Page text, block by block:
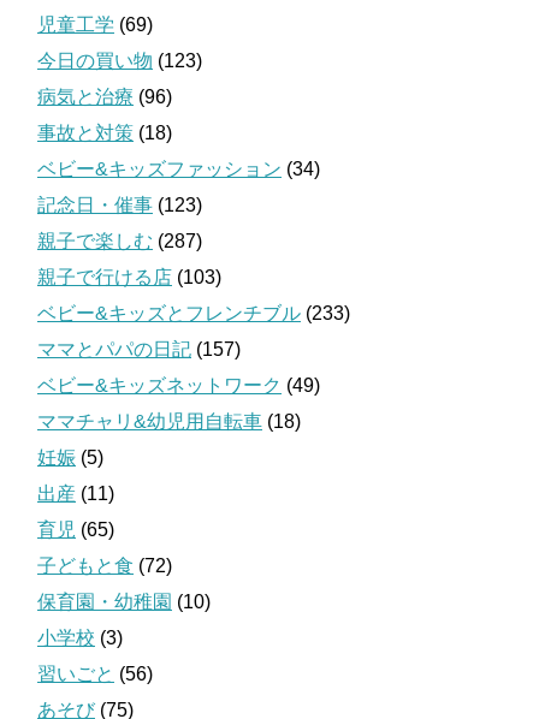
児童工学 (69)
今日の買い物 (123)
病気と治療 (96)
事故と対策 (18)
ベビー&キッズファッション (34)
記念日・催事 (123)
親子で楽しむ (287)
親子で行ける店 (103)
ベビー&キッズとフレンチブル (233)
ママとパパの日記 (157)
ベビー&キッズネットワーク (49)
ママチャリ&幼児用自転車 (18)
妊娠 (5)
出産 (11)
育児 (65)
子どもと食 (72)
保育園・幼稚園 (10)
小学校 (3)
習いごと (56)
あそび(75)